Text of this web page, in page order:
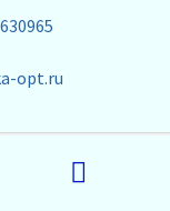
opt.ru